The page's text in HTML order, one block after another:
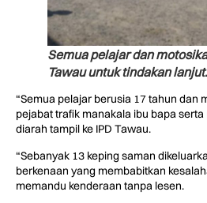
Semua pelajar dan
Tawau untuk tindakan lanjut.
“Semua pelajar berusia 17 tahun dan
pejabat trafik manakala ibu bapa
diarah tampil ke IPD Tawau.
“Sebanyak 13 keping saman
berkenaan yang membabitkan
memandu kenderaan tanpa lesen.